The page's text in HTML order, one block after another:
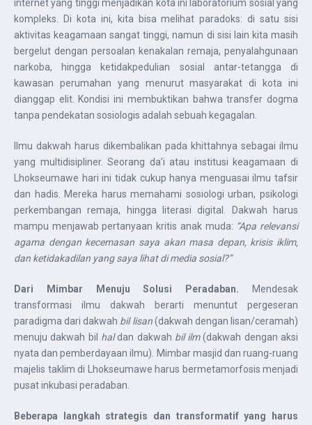
internet yang tinggi menjadikan kota ini laboratorium sosial yang
kompleks. Di kota ini, kita bisa melihat paradoks: di satu sisi
aktivitas keagamaan sangat tinggi, namun di sisi lain kita masih
bergelut dengan persoalan kenakalan remaja, penyalahgunaan
narkoba, hingga ketidakpedulian sosial antar-tetangga di
kawasan perumahan yang menurut masyarakat di kota ini
dianggap elit. Kondisi ini membuktikan bahwa transfer dogma
tanpa pendekatan sosiologis adalah sebuah kegagalan.
Ilmu dakwah harus dikembalikan pada khittahnya sebagai ilmu
yang multidisipliner. Seorang da’i atau institusi keagamaan di
Lhokseumawe hari ini tidak cukup hanya menguasai ilmu tafsir
dan hadis. Mereka harus memahami sosiologi urban, psikologi
perkembangan remaja, hingga literasi digital. Dakwah harus
mampu menjawab pertanyaan kritis anak muda: “Apa relevansi
agama dengan kecemasan saya akan masa depan, krisis iklim,
dan ketidakadilan yang saya lihat di media sosial?”
Dari Mimbar Menuju Solusi Peradaban.
Mendesak
transformasi ilmu dakwah berarti menuntut pergeseran
paradigma dari dakwah bil lisan(dakwah dengan lisan/ceramah)
menuju dakwah bil haldan dakwah bil ilm(dakwah dengan aksi
nyata dan pemberdayaan ilmu). Mimbar masjid dan ruang-ruang
majelis taklim di Lhokseumawe harus bermetamorfosis menjadi
pusat inkubasi peradaban.
Beberapa langkah strategis dan transformatif yang harus